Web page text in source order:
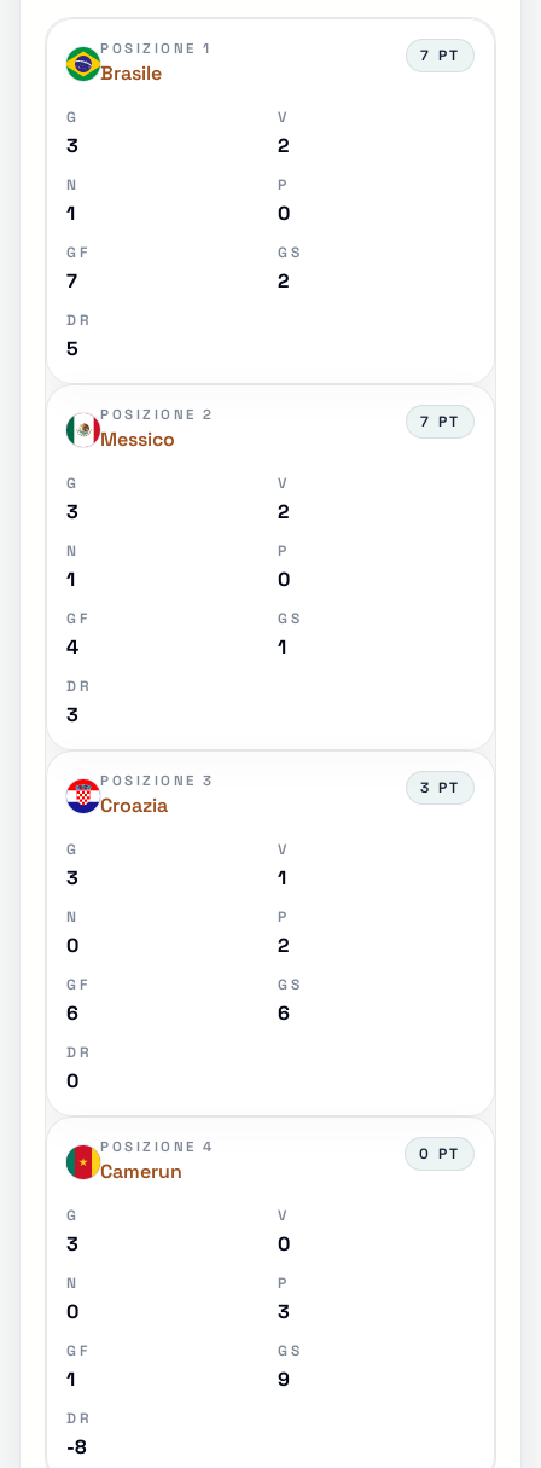
POSIZIONE 1
Brasile
7 PT
G
3
V
2
N
1
P
0
GF
7
GS
2
DR
5
POSIZIONE 2
Messico
7 PT
G
3
V
2
N
1
P
0
GF
4
GS
1
DR
3
POSIZIONE 3
Croazia
3 PT
G
3
V
1
N
0
P
2
GF
6
GS
6
DR
0
POSIZIONE 4
Camerun
0 PT
G
3
V
0
N
0
P
3
GF
1
GS
9
DR
-8